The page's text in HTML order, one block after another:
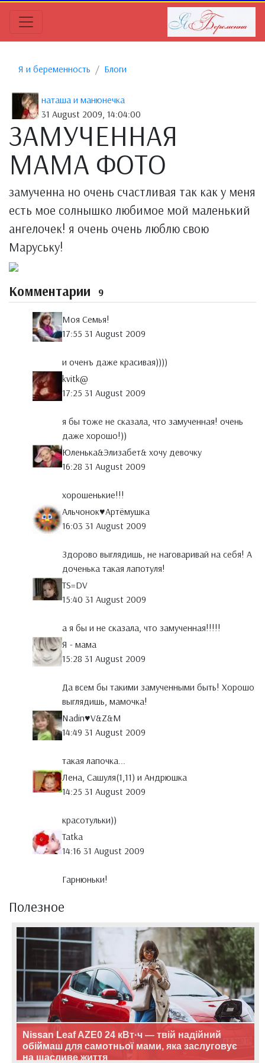
Я и беременность Блоги
наташа и манюнечка
31 August 2009, 14:04:00
ЗАМУЧЕННАЯ
МАМА ФОТО
замученна но очень счастливая так как у меня
есть мое солнышко любимое мой маленький
ангелочек! я очень очень люблю свою
Маруську!
Комментарии 9
Моя Семья!
17:55 31 August 2009
и оченъ даже красивая))))
kvitk@
17:25 31 August 2009
я бы тоже не сказала, что замученная! очень
даже хорошо!))
Юленька&Элизабет& хочу девочку
16:28 31 August 2009
хорошенькие!!!
Альчонок♥Артёмушка
16:03 31 August 2009
Здорово выглядишь, не наговаривай на себя! А
доченька такая лапотуля!
TS=DV
15:40 31 August 2009
а я бы и не сказала, что замученная!!!!!
Я - мама
15:28 31 August 2009
Да всем бы такими замученными быть! Хорошо
выглядишь, мамочка!
Nadin♥V&Z&M
14:49 31 August 2009
такая лапочка...
Лена, Сашуля(1,11) и Андрюшка
14:25 31 August 2009
красотульки))
Tatka
14:16 31 August 2009
Гарнюньки!
Полезное
Nissan Leaf AZE0 24 кВт·ч — твій надійний
обіймаш для самотньої мами, яка заслуговує
на щасливе життя